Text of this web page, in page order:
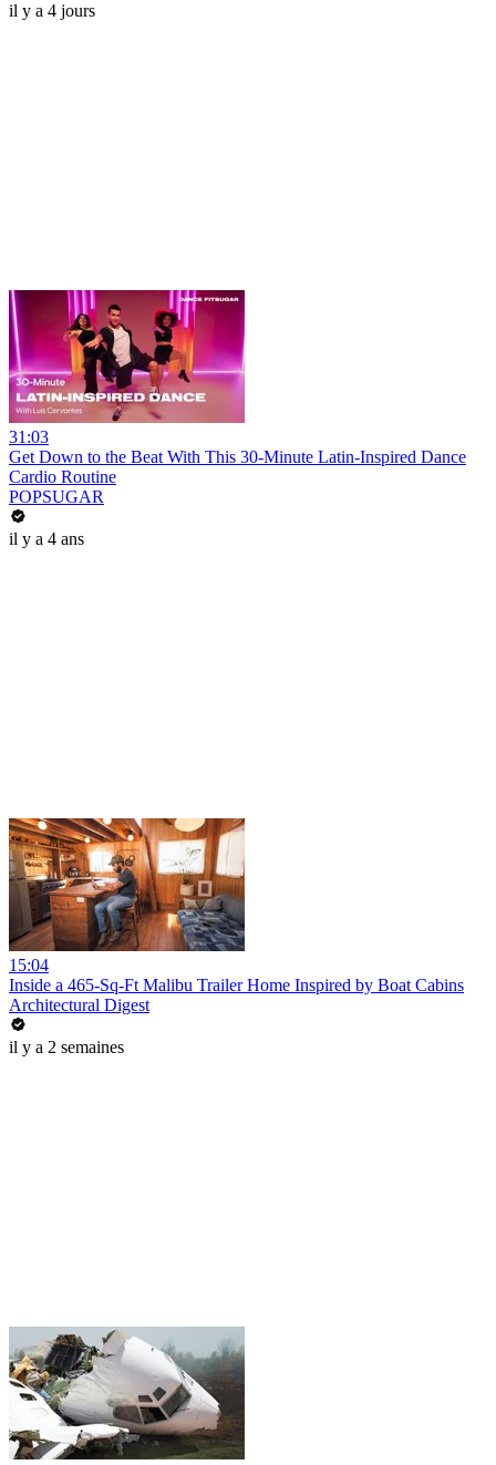
il y a 4 jours
31:03
Get Down to the Beat With This 30-Minute Latin-Inspired Dance
Cardio Routine
POPSUGAR
il y a 4 ans
15:04
Inside a 465-Sq-Ft Malibu Trailer Home Inspired by Boat Cabins
Architectural Digest
il y a 2 semaines